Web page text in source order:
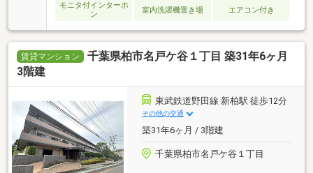
モニタ付インターホ
ン
室内洗濯機置き場 エアコン付き
賃貸マンション
千葉県柏市名戸ケ谷１丁目 築31年6ヶ月
3階建
東武鉄道野田線 新柏駅 徒歩12分
その他の交通
築31年6ヶ月 / 3階建
千葉県柏市名戸ケ谷１丁目